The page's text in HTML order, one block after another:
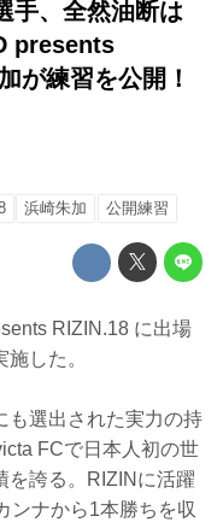
手、全然油断は
presents
が練習を公開！
浜崎朱加 公開練習
RIZIN.18 に出場
した。
も選出された実力の持
FCで日本人初の世
を誇る。RIZINに活躍
ンナから1本勝ちを収